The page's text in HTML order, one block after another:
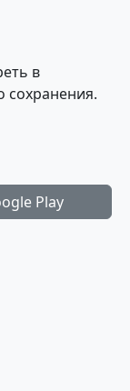
в
сохранения.
Play